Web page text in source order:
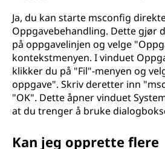
Ja, du kan starte msconfig
Oppgavebehandling. Dette gjør
på oppgavelinjen og velge
kontekstmenyen. I vinduet
klikker du på "Fil"-menyen og
oppgave". Skriv deretter inn
"OK". Dette åpner vinduet
at du trenger å bruke
Kan jeg opprette flere